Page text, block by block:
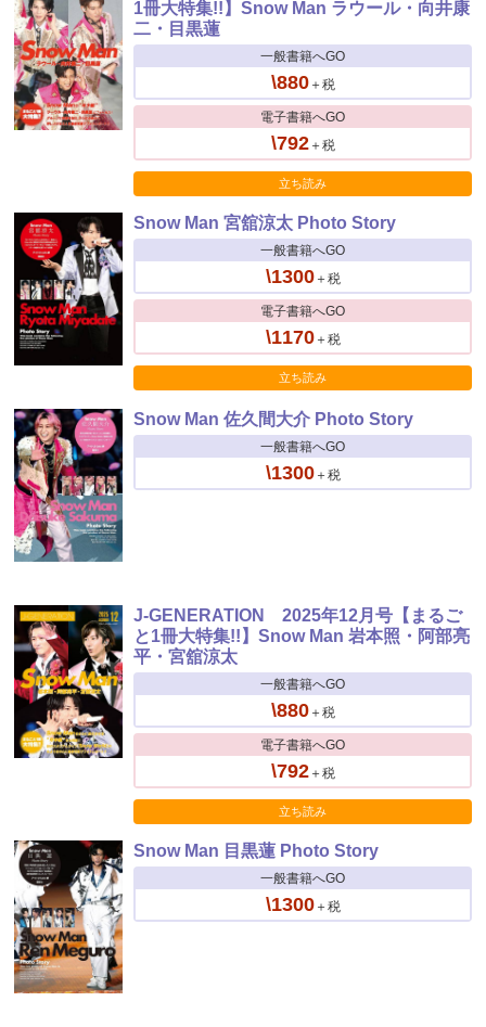
1冊大特集!!】Snow Man ラウール・向井康
二・目黒蓮
一般書籍へGO
\880＋税
電子書籍へGO
\792＋税
立ち読み
Snow Man 宮舘涼太 Photo Story
一般書籍へGO
\1300＋税
電子書籍へGO
\1170＋税
立ち読み
Snow Man 佐久間大介 Photo Story
一般書籍へGO
\1300＋税
J-GENERATION 2025年12月号【まるご
と1冊大特集!!】Snow Man 岩本照・阿部亮
平・宮舘涼太
一般書籍へGO
\880＋税
電子書籍へGO
\792＋税
立ち読み
Snow Man 目黒蓮 Photo Story
一般書籍へGO
\1300＋税